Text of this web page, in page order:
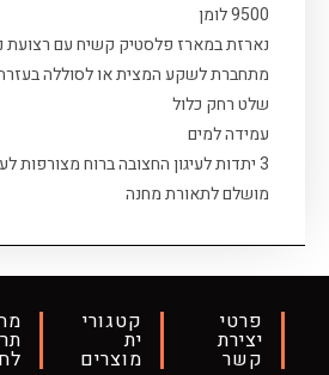
9500 לומן
נארזת במארז פלסטיק קשיח עם רצועת
מתחברת לשקע המצית או לסוללה בעזרת
שלט רחק כלול
עמידה למים
3 יתדות לעיגון החצובה ברוח מצורפות לערכה
מושלם לתאורת מחנה
פרטי
יצירת
קשר
קטגורי
ית
מוצרים